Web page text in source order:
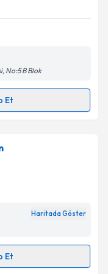
ilişkinAydınlatma
belirtilen
No:5 B Blok
Et
takvimi talebi
almanız için bir
bilgilendireceğiz.
ilişkin
belirtilen
Haritada Göster
Et